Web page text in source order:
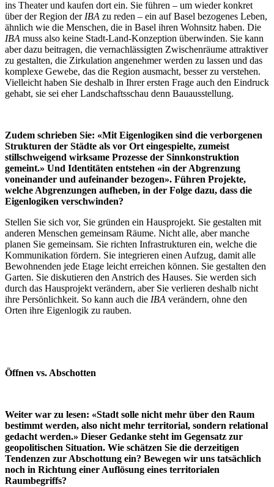
ins Theater und kaufen dort ein. Sie führen – um wieder konkret
über der Region der IBA zu reden – ein auf Basel bezogenes Leben,
ähnlich wie die Menschen, die in Basel ihren Wohnsitz haben. Die
IBA muss also keine Stadt-Land-Konzeption überwinden. Sie kann
aber dazu beitragen, die vernachlässigten Zwischenräume attraktiver
zu gestalten, die Zirkulation angenehmer werden zu lassen und das
komplexe Gewebe, das die Region ausmacht, besser zu verstehen.
Vielleicht haben Sie deshalb in Ihrer ersten Frage auch den Eindruck
gehabt, sie sei eher Landschaftsschau denn Bauausstellung.
Zudem schrieben Sie: «Mit Eigenlogiken sind die verborgenen
Strukturen der Städte als vor Ort eingespielte, zumeist
stillschweigend wirksame Prozesse der Sinnkonstruktion
gemeint.» Und Identitäten entstehen «in der Abgrenzung
voneinander und aufeinander bezogen». Führen Projekte,
welche Abgrenzungen aufheben, in der Folge dazu, dass die
Eigenlogiken verschwinden?
Stellen Sie sich vor, Sie gründen ein Hausprojekt. Sie gestalten mit
anderen Menschen gemeinsam Räume. Nicht alle, aber manche
planen Sie gemeinsam. Sie richten Infrastrukturen ein, welche die
Kommunikation fördern. Sie integrieren einen Aufzug, damit alle
Bewohnenden jede Etage leicht erreichen können. Sie gestalten den
Garten. Sie diskutieren den Anstrich des Hauses. Sie werden sich
durch das Hausprojekt verändern, aber Sie verlieren deshalb nicht
ihre Persönlichkeit. So kann auch die IBA verändern, ohne den
Orten ihre Eigenlogik zu rauben.
Öffnen vs. Abschotten
Weiter war zu lesen: «Stadt solle nicht mehr über den Raum
bestimmt werden, also nicht mehr territorial, sondern relational
gedacht werden.» Dieser Gedanke steht im Gegensatz zur
geopolitischen Situation. Wie schätzen Sie die derzeitigen
Tendenzen zur Abschottung ein? Bewegen wir uns tatsächlich
noch in Richtung einer Auflösung eines territorialen
Raumbegriffs?